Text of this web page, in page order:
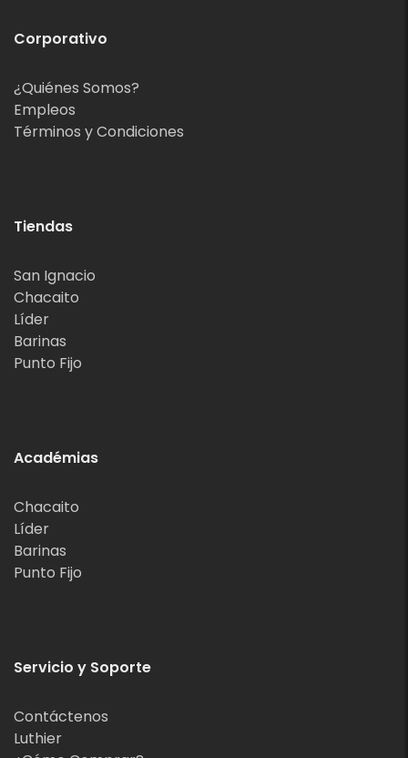
Corporativo
¿Quiénes Somos?
Empleos
Términos y Condiciones
Tiendas
San Ignacio
Chacaito
Líder
Barinas
Punto Fijo
Académias
Chacaito
Líder
Barinas
Punto Fijo
Servicio y Soporte
Contáctenos
Luthier